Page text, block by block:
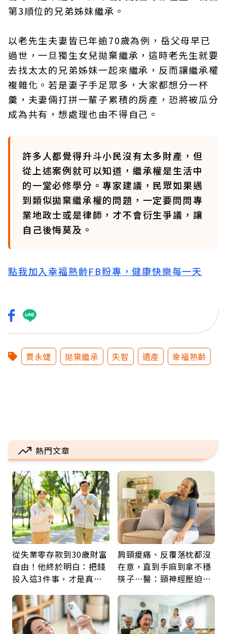
第3順位的兄弟姊妹繼承。
以老先生夫妻皆已年逾70歲為例，岳父母早已
過世，一旦獨生女兒拋棄繼承，這時老先生就要
去找太太的兄弟姊妹一起來繼承，反而讓繼承權
複雜化。若是妻子手足眾多，大家都想分一杯
羹，夫妻倆打拼一輩子累積的房產，恐將被瓜分
成為共有，想處理也由不得自己。
許多人都覺得升斗小民沒有太多財產，但
從上述案例就可以知道，繼承權是生活中
的一堂必修學分。專家建議，民眾如果遇
到類似拋棄繼承權的問題，一定要問問專
業地政士或是律師，才不會衍生爭議，讓
自己後悔莫及。
點我加入幸福熟齡FB粉專，健康快樂每一天
賈永婕 拋棄繼承 失智 遺產 幸福熟齡
熱門文章
從失業零存款到30歲財富
自由！他終於明白：把錢
投入這3件事，才是真正
肩頸痠痛、反覆落枕都沒
在意，直到手麻到拿不穩
筷子…醫：頸神經壓迫上